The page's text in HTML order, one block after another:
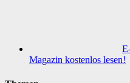
Magazin kostenlos lesen!